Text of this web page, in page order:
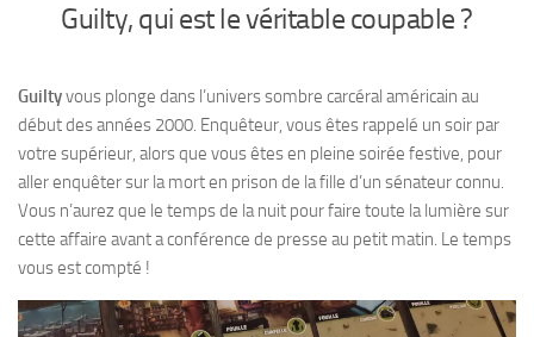
Guilty, qui est le véritable coupable ?
Guiltyvous plonge dans l’univers sombre carcéral américain au
début des années 2000. Enquêteur, vous êtes rappelé un soir par
votre supérieur, alors que vous êtes en pleine soirée festive, pour
aller enquêter sur la mort en prison de la fille d’un sénateur connu.
Vous n’aurez que le temps de la nuit pour faire toute la lumière sur
cette affaire avant a conférence de presse au petit matin. Le temps
vous est compté !